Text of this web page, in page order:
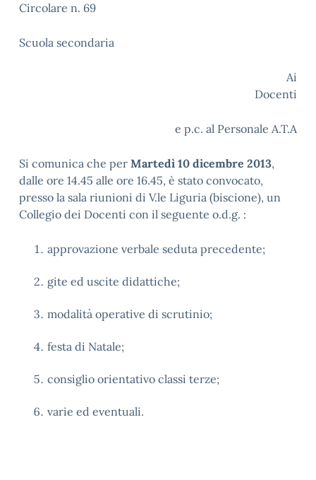
Circolare n. 69
Scuola secondaria
Ai
Docenti
e p.c. al Personale A.T.A
Si comunica che per Martedì 10 dicembre 2013,
dalle ore 14.45 alle ore 16.45, è stato convocato,
presso la sala riunioni di V.le Liguria (biscione), un
Collegio dei Docenti con il seguente o.d.g. :
approvazione verbale seduta precedente;
gite ed uscite didattiche;
modalità operative di scrutinio;
festa di Natale;
consiglio orientativo classi terze;
varie ed eventuali.